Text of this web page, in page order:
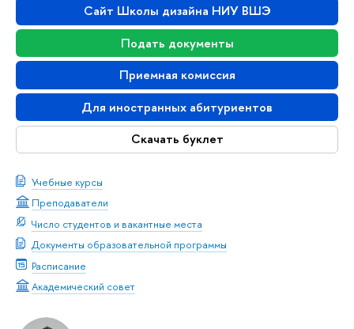
Сайт Школы дизайна НИУ ВШЭ
Подать документы
Приемная комиссия
Для иностранных абитуриентов
Скачать буклет
Учебные курсы
Преподаватели
Число студентов и вакантные места
Документы образовательной программы
Расписание
Академический совет